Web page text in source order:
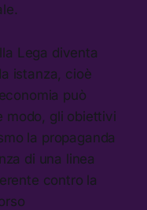
Lega diventa
istanza, cioè
può
modo, gli obiettivi
la propaganda
di una linea
contro la